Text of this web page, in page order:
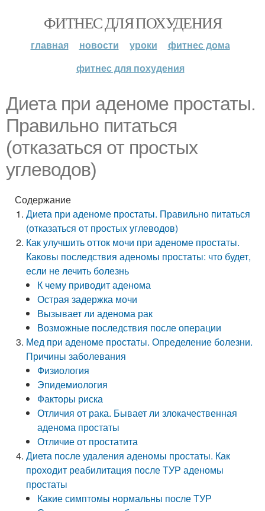
ФИТНЕС ДЛЯ ПОХУДЕНИЯ
главная новости уроки
фитнес дома
фитнес для похудения
Диета при аденоме простаты.
Правильно питаться
(отказаться от простых
углеводов)
Содержание
Диета при аденоме простаты. Правильно питаться
(отказаться от простых углеводов)
Как улучшить отток мочи при аденоме простаты.
Каковы последствия аденомы простаты: что будет,
если не лечить болезнь
К чему приводит аденома
Острая задержка мочи
Вызывает ли аденома рак
Возможные последствия после операции
Мед при аденоме простаты. Определение болезни.
Причины заболевания
Физиология
Эпидемиология
Факторы риска
Отличия от рака. Бывает ли злокачественная
аденома простаты
Отличие от простатита
Диета после удаления аденомы простаты. Как
проходит реабилитация после ТУР аденомы
простаты
Какие симптомы нормальны после ТУР